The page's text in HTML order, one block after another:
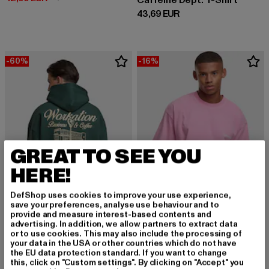
43,69 EUR
Derzeitiger Preis: 43,69 EUR
-60%
ANOTHER COTTON LAB
Workation Oversize
36,00 EUR
Derzeitiger Preis: 36,00 EUR
89,99 EURAktionspreis: 89,99 EUR
-16%
ANOTHER COTTON LAB
SRC Signature
GREAT TO SEE YOU
HERE!
DefShop uses cookies to improve your use experience,
save your preferences, analyse use behaviour and to
provide and measure interest-based contents and
advertising. In addition, we allow partners to extract data
or to use cookies. This may also include the processing of
your data in the USA or other countries which do not have
the EU data protection standard. If you want to change
this, click on "Custom settings". By clicking on "Accept" you